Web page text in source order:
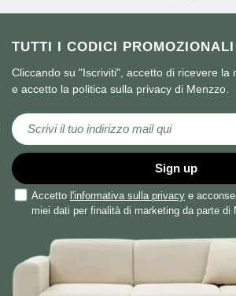
TUTTI I CODICI PROMOZIONALI
Cliccando su "Iscriviti", accetto di ricevere la
e accetto la politica sulla privacy di Menzzo.
Iscriviti alla nostra Newsletter:
Sign up
Accetto l'informativa sulla privacy e
miei dati per finalità di marketing da parte di